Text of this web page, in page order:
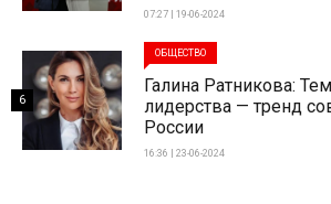
07:27 | 19-06-2024
ОБЩЕСТВО
Галина Ратникова:
лидерства — тренд
России
16:36 | 23-06-2024
6